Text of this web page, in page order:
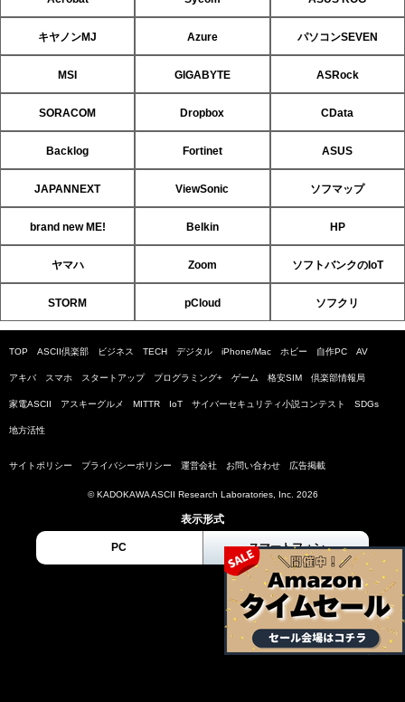
キヤノンMJ Azure パソコンSEVEN
MSI GIGABYTE ASRock
SORACOM Dropbox CData
Backlog Fortinet ASUS
JAPANNEXT ViewSonic ソフマップ
brand new ME! Belkin HP
ヤマハ Zoom ソフトバンクのIoT
STORM pCloud ソフクリ
TOP ASCII倶楽部 ビジネス TECH デジタル iPhone/Mac ホビー 自作PC AV
アキバ スマホ スタートアップ プログラミング+ ゲーム 格安SIM 倶楽部情報局
家電ASCII アスキーグルメ MITTR IoT サイバーセキュリティ小説コンテスト SDGs
地方活性
サイトポリシー プライバシーポリシー 運営会社 お問い合わせ 広告掲載
© KADOKAWA ASCII Research Laboratories, Inc. 2026
表示形式
PC スマートフォン